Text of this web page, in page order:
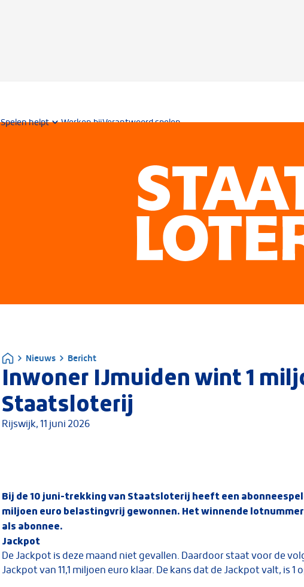
Spelen helpt Werken bijVerantwoord spelen
Nieuws Bericht
Inwoner IJmuiden wint 1
Staatsloterij
Rijswijk, 11 juni 2026
Bij de 10 juni-trekking van Staatsloterij heeft een
miljoen euro belastingvrij gewonnen. Het winnende lotnummer
als abonnee.
Jackpot
De Jackpot is deze maand niet gevallen. Daardoor staat voor de
Jackpot van 11,1 miljoen euro klaar. De kans dat de Jackpot valt, is 1